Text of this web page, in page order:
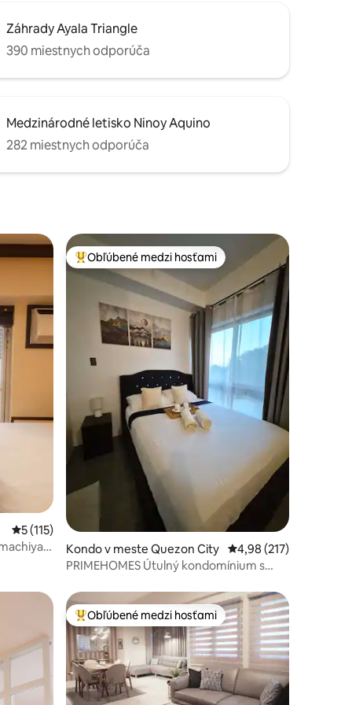
Záhrady Ayala Triangle
390 miestnych odporúča
Medzinárodné letisko Ninoy Aquino
282 miestnych odporúča
130
Priemerné ohodnotenie 5 z 5, počet hodnotení: 115
5 (115)
v
Najobľúbenejšie medzi hosťami
Obľúbené medzi hosťami
Kondo v meste Quezon City Priemerné
4,98 (217)
PRIMEHOMES Útulný kondomínium s
Najobľúbenejšie medzi hosťami
Obľúbené medzi hosťami